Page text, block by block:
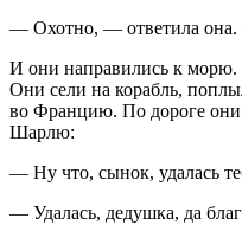
— Охотно, — ответила
И они направились к морю.
Они сели на корабль,
во Францию. По дороге они
Шарлю:
— Ну что, сынок, удалась
— Удалась, дедушка, да